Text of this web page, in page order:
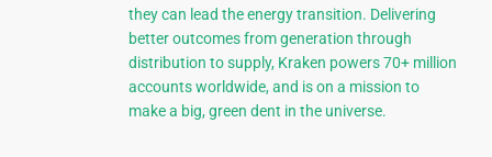
they can lead the energy transition. Delivering
better outcomes from generation through
distribution to supply, Kraken powers 70+ million
accounts worldwide, and is on a mission to
make a big, green dent in the universe.